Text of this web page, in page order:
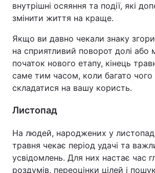
внутрішні осяяння та події, які
змінити життя на краще.
Якщо ви давно чекали знаку
на сприятливий поворот долі або
початок нового етапу, кінець
саме тим часом, коли багато чого
складатися на вашу користь.
Листопад
На людей, народжених у
травня чекає період удачі та
усвідомлень. Для них настає час
роздумів, переоцінки цілей і